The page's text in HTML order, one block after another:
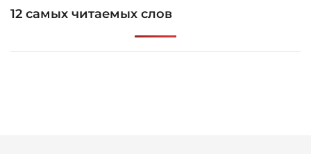
12 самых читаемых слов